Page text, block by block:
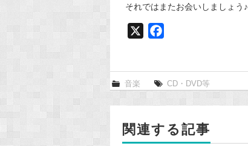
それではまたお会いしましょう♪
b
o
o
k
音楽 CD・DVD等
関連する記事